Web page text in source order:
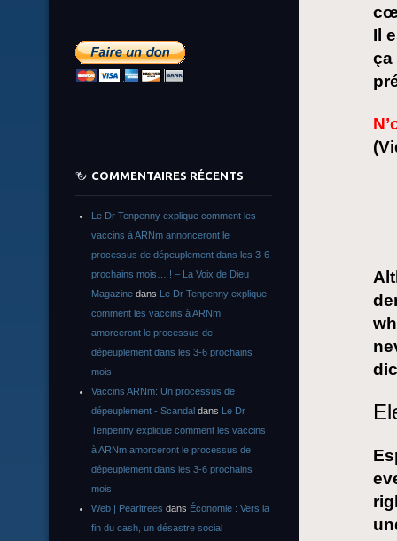
Il
ça
COMMENTAIRES RÉCENTS
Le Dr Tenpenny explique comment les
vaccins à ARNm annonceront le
processus de dépeuplement dans les 3-6
prochains mois… ! – La Voix de Dieu
Magazine dans Le Dr Tenpenny explique
comment les vaccins à ARNm
amorceront le processus de
dépeuplement dans les 3-6 prochains
mois
Vaccins ARNm: Un processus de
dépeuplement - Scandal dans Le Dr
Tenpenny explique comment les vaccins
à ARNm amorceront le processus de
dépeuplement dans les 3-6 prochains
mois
Web | Pearltrees dans Économie : Vers la
fin du cash, un désastre social